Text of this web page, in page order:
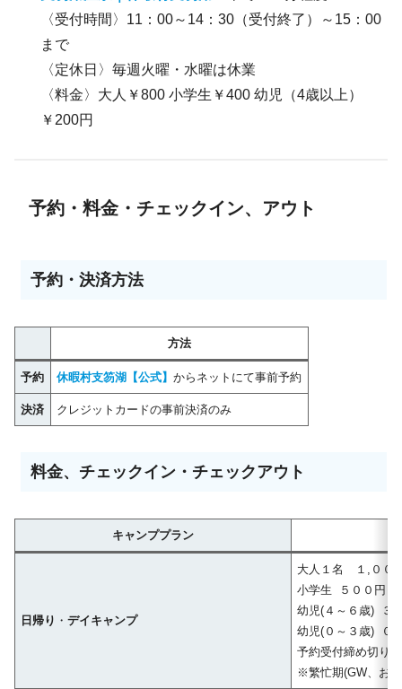
〈受付時間〉11：00～14：30（受付終了）～15：00
まで
〈定休日〉毎週火曜・水曜は休業
〈料金〉大人￥800 小学生￥400 幼児（4歳以上）
￥200円
予約・料金・チェックイン、アウト
予約・決済方法
方法
予約 休暇村支笏湖【公式】からネットにて事前予約
決済 クレジットカードの事前決済のみ
料金、チェックイン・チェックアウト
キャンププラン
日帰り ・デイキャンプ
大人１名 １,００
小学生 ５００円
幼児(４～６歳) ３
幼児(０～３歳) ０
予約受付締め切り
※繁忙期(GW、お